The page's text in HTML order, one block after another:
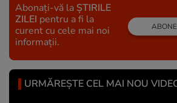
Abonați-vă la ȘTIRILE
ZILEI pentru a fi la
curent cu cele mai noi
informații.
URMĂREȘTE CEL MAI NOU